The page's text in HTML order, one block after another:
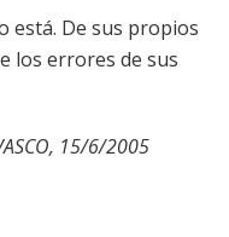
está. De sus propios
los errores de sus
15/6/2005